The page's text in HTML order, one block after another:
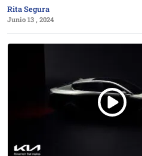
Rita Segura
Junio 13 , 2024